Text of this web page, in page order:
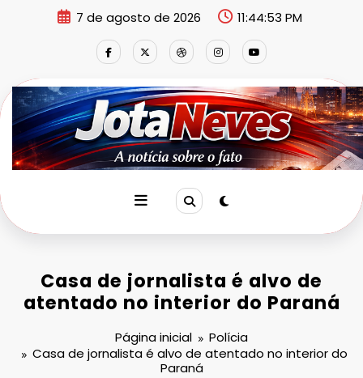
7 de agosto de 2026 11:44:54 PM
Casa de jornalista é alvo de
atentado no interior do Paraná
Página inicial
Polícia
Casa de jornalista é alvo de atentado no interior do
Paraná